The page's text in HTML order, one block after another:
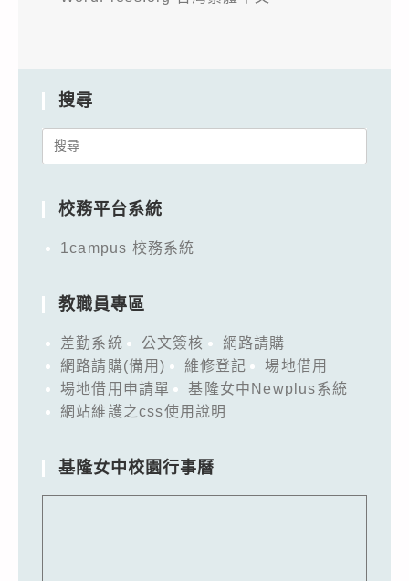
搜尋
Search
校務平台系統
1campus 校務系統
教職員專區
差勤系統 公文簽核
網路請購
網路請購(備用)
維修登記
場地借用
場地借用申請單
基隆女中Newplus系統
網站維護之css使用說明
基隆女中校園行事曆